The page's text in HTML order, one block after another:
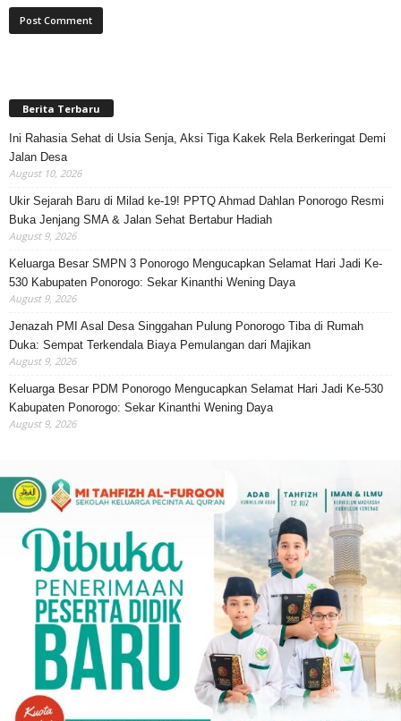
Berita Terbaru
Ini Rahasia Sehat di Usia Senja, Aksi Tiga Kakek Rela Berkeringat Demi
Jalan Desa
August 10, 2026
Ukir Sejarah Baru di Milad ke-19! PPTQ Ahmad Dahlan Ponorogo Resmi
Buka Jenjang SMA & Jalan Sehat Bertabur Hadiah
August 9, 2026
Keluarga Besar SMPN 3 Ponorogo Mengucapkan Selamat Hari Jadi Ke-
530 Kabupaten Ponorogo: Sekar Kinanthi Wening Daya
August 9, 2026
Jenazah PMI Asal Desa Singgahan Pulung Ponorogo Tiba di Rumah
Duka: Sempat Terkendala Biaya Pemulangan dari Majikan
August 9, 2026
Keluarga Besar PDM Ponorogo Mengucapkan Selamat Hari Jadi Ke-530
Kabupaten Ponorogo: Sekar Kinanthi Wening Daya
August 9, 2026